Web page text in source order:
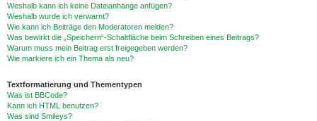
Weshalb kann ich keine Dateianhänge anfügen?
Weshalb wurde ich verwarnt?
Wie kann ich Beiträge den Moderatoren melden?
Was bewirkt die „Speichern“-Schaltfläche beim Schreiben eines Beitrags?
Warum muss mein Beitrag erst freigegeben werden?
Wie markiere ich ein Thema als neu?
Textformatierung und Thementypen
Was ist BBCode?
Kann ich HTML benutzen?
Was sind Smileys?